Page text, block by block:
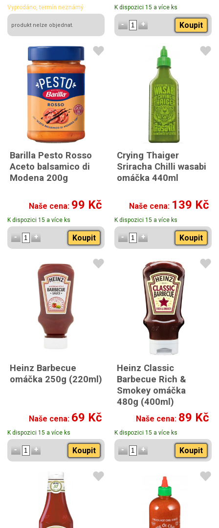
Vyprodáno, termín neznámý
produkt nelze objednat.
K dispozici 15 a více ks
Koupit
Barilla Pesto Rosso
Aceto balsamico di
Modena 200g
Naše cena: 99 Kč
K dispozici 15 a více ks
Koupit
Crying Thaiger
Sriracha Chilli wasabi
omáčka 440ml
Naše cena: 139 Kč
K dispozici 15 a více ks
Koupit
Heinz Barbecue
omáčka 250g (220ml)
Naše cena: 69 Kč
K dispozici 15 a více ks
Koupit
Heinz Classic
Barbecue Rich &
Smokey omáčka
480g (400ml)
Naše cena: 89 Kč
K dispozici 15 a více ks
Koupit